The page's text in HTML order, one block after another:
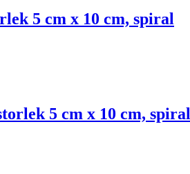
5 cm x 10 cm, spiral
5 cm x 10 cm, spiral